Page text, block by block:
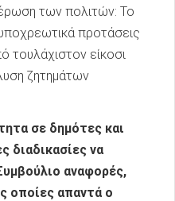
των πολιτών: Το
προτάσεις
τουλάχιστον είκοσι
ζητημάτων
σε δημότες και
διαδικασίες να
αναφορές,
οποίες απαντά ο